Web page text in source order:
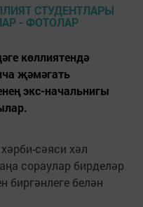
көллиятендә
җәмәгать
экс-начальнигы
сәяси хәл
сораулар бирделәр
биргәнлеге белән